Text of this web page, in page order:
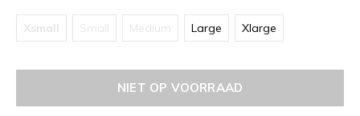
Xsmall Small Medium Large Xlarge
NIET OP VOORRAAD